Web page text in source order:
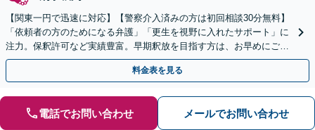
【関東一円で迅速に対応】【警察介入済みの方は初回相談30分無料】
「依頼者の方のためになる弁護」「更生を視野に入れたサポート」に
注力。保釈許可など実績豊富。早期釈放を目指す方は、お早めにご相
談を！示談交渉もお任せください【夜間・休日対応】
料金表を見る
電話でお問い合わせ メールでお問い合わせ